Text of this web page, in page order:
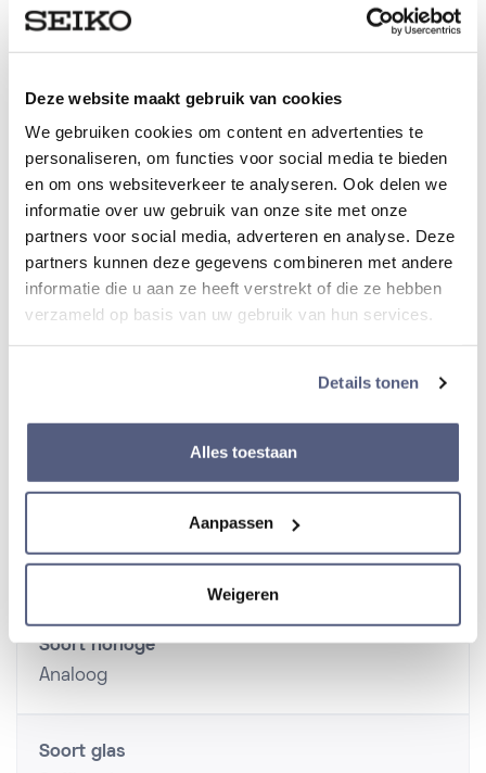
Deze website maakt gebruik van cookies
We gebruiken cookies om content en advertenties te
personaliseren, om functies voor social media te bieden
en om ons websiteverkeer te analyseren. Ook delen we
informatie over uw gebruik van onze site met onze
partners voor social media, adverteren en analyse. Deze
partners kunnen deze gegevens combineren met andere
informatie die u aan ze heeft verstrekt of die ze hebben
verzameld op basis van uw gebruik van hun services.
Details tonen
Alles toestaan
Aanpassen
Weigeren
Gratis verzending
3 jaar garantie
Gratis retourneren
Productspecificaties
Heren
Soort horloge
Analoog
Soort glas